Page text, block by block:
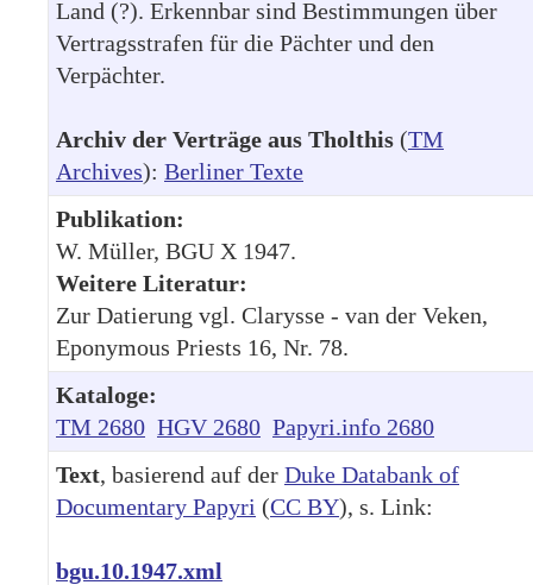
Land (?). Erkennbar sind Bestimmungen über
Vertragsstrafen für die Pächter und den
Verpächter.
Archiv der Verträge aus Tholthis (TM
Archives): Berliner Texte
Publikation:
W. Müller, BGU X 1947.
Weitere Literatur:
Zur Datierung vgl. Clarysse - van der Veken,
Eponymous Priests 16, Nr. 78.
Kataloge:
TM 2680 HGV 2680 Papyri.info 2680
Text, basierend auf der Duke Databank of
Documentary Papyri (CC BY), s. Link:
bgu.10.1947.xml